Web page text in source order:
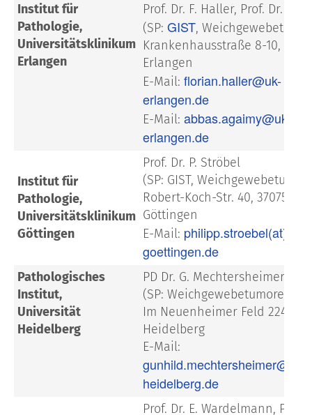
Institut für
Pathologie,
Universitätsklinikum
Erlangen
Prof. Dr. F. Haller, Prof. Dr. A.
(SP: GIST,
Krankenhausstraße 8-10,
Erlangen
E-Mail: florian.haller@uk-
erlangen.de
E-Mail: abbas.agaimy@uk-
erlangen.de
Institut für
Pathologie,
Universitätsklinikum
Göttingen
Prof. Dr. P. Ströbel
(SP: GIST,
Robert-Koch-Str. 40, 37075
Göttingen
E-Mail:
goettingen.de
Pathologisches
Institut,
Universität
Heidelberg
PD Dr. G. Mechtersheimer
(SP: Weichgewebetumoren)
Im Neuenheimer Feld 224,
Heidelberg
E-Mail:
heidelberg.de
Prof. Dr. E. Wardelmann, Prof.